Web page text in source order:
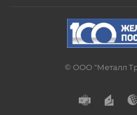
© ООО "Металл